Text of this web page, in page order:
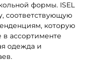
формы. ISEL
соответствующую
которую
в ассортименте
одежда и